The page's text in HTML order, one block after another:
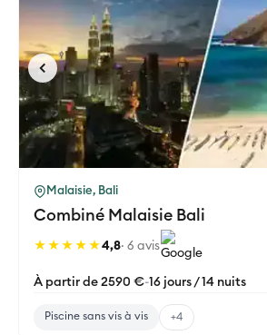
Malaisie, Bali
Combiné Malaisie Bali
★★★★★4,8· 6 avis
À partir de 2590 €-16 jours / 14 nuits
Piscine sans vis à vis +4